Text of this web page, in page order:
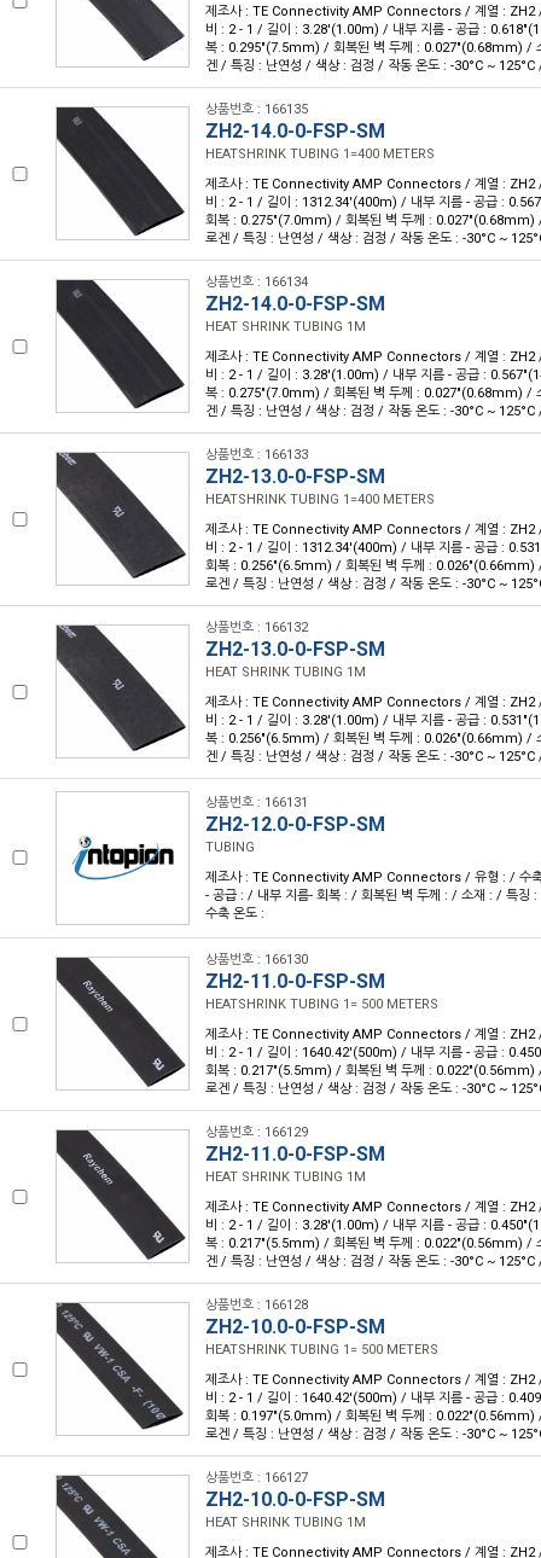
제조사 : TE Connectivity AMP Connectors / 계열 : ZH2
비 : 2 - 1 / 길이 : 3.28'(1.00m) / 내부 지름 - 공급 :
복 : 0.295"(7.5mm) / 회복된 벽 두께 : 0.027"(0.68mm) /
겐 / 특징 : 난연성 / 색상 : 검정 / 작동 온도 : -30°C ~ 125°C
상품번호 : 166135
ZH2-14.0-0-FSP-SM
HEATSHRINK TUBING 1=400 METERS
제조사 : TE Connectivity AMP Connectors / 계열 : ZH2
비 : 2 - 1 / 길이 : 1312.34'(400m) / 내부 지름 - 공급 :
회복 : 0.275"(7.0mm) / 회복된 벽 두께 : 0.027"(0.68mm)
로겐 / 특징 : 난연성 / 색상 : 검정 / 작동 온도 : -30°C ~
상품번호 : 166134
ZH2-14.0-0-FSP-SM
HEAT SHRINK TUBING 1M
제조사 : TE Connectivity AMP Connectors / 계열 : ZH2
비 : 2 - 1 / 길이 : 3.28'(1.00m) / 내부 지름 - 공급 :
복 : 0.275"(7.0mm) / 회복된 벽 두께 : 0.027"(0.68mm) /
겐 / 특징 : 난연성 / 색상 : 검정 / 작동 온도 : -30°C ~ 125°C
상품번호 : 166133
ZH2-13.0-0-FSP-SM
HEATSHRINK TUBING 1=400 METERS
제조사 : TE Connectivity AMP Connectors / 계열 : ZH2
비 : 2 - 1 / 길이 : 1312.34'(400m) / 내부 지름 - 공급 :
회복 : 0.256"(6.5mm) / 회복된 벽 두께 : 0.026"(0.66mm)
로겐 / 특징 : 난연성 / 색상 : 검정 / 작동 온도 : -30°C ~
상품번호 : 166132
ZH2-13.0-0-FSP-SM
HEAT SHRINK TUBING 1M
제조사 : TE Connectivity AMP Connectors / 계열 : ZH2
비 : 2 - 1 / 길이 : 3.28'(1.00m) / 내부 지름 - 공급 :
복 : 0.256"(6.5mm) / 회복된 벽 두께 : 0.026"(0.66mm) /
겐 / 특징 : 난연성 / 색상 : 검정 / 작동 온도 : -30°C ~ 125°C
상품번호 : 166131
ZH2-12.0-0-FSP-SM
TUBING
제조사 : TE Connectivity AMP Connectors / 유형 : / 수
- 공급 : / 내부 지름- 회복 : / 회복된 벽 두께 : / 소재 : / 특징
수축 온도 :
상품번호 : 166130
ZH2-11.0-0-FSP-SM
HEATSHRINK TUBING 1= 500 METERS
제조사 : TE Connectivity AMP Connectors / 계열 : ZH2
비 : 2 - 1 / 길이 : 1640.42'(500m) / 내부 지름 - 공급 :
회복 : 0.217"(5.5mm) / 회복된 벽 두께 : 0.022"(0.56mm)
로겐 / 특징 : 난연성 / 색상 : 검정 / 작동 온도 : -30°C ~
상품번호 : 166129
ZH2-11.0-0-FSP-SM
HEAT SHRINK TUBING 1M
제조사 : TE Connectivity AMP Connectors / 계열 : ZH2
비 : 2 - 1 / 길이 : 3.28'(1.00m) / 내부 지름 - 공급 :
복 : 0.217"(5.5mm) / 회복된 벽 두께 : 0.022"(0.56mm) /
겐 / 특징 : 난연성 / 색상 : 검정 / 작동 온도 : -30°C ~ 125°C
상품번호 : 166128
ZH2-10.0-0-FSP-SM
HEATSHRINK TUBING 1= 500 METERS
제조사 : TE Connectivity AMP Connectors / 계열 : ZH2
비 : 2 - 1 / 길이 : 1640.42'(500m) / 내부 지름 - 공급 :
회복 : 0.197"(5.0mm) / 회복된 벽 두께 : 0.022"(0.56mm)
로겐 / 특징 : 난연성 / 색상 : 검정 / 작동 온도 : -30°C ~
상품번호 : 166127
ZH2-10.0-0-FSP-SM
HEAT SHRINK TUBING 1M
제조사 : TE Connectivity AMP Connectors / 계열 : ZH2